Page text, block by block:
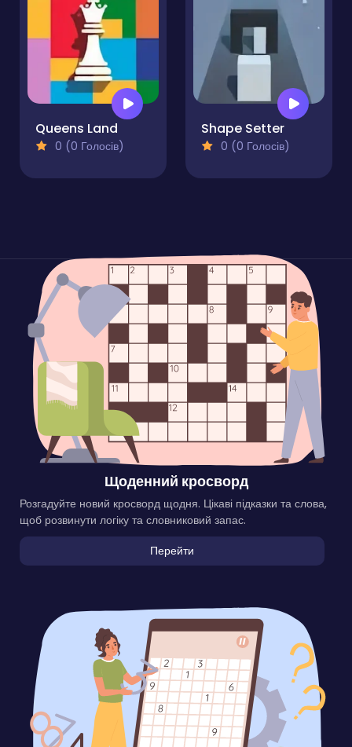
Queens Land
0 (0 Голосів)
Shape Setter
0 (0 Голосів)
Щоденний кросворд
Розгадуйте новий кросворд щодня. Цікаві підказки та слова,
щоб розвинути логіку та словниковий запас.
Перейти